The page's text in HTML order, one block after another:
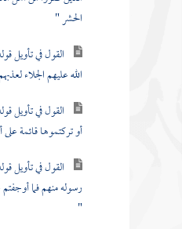
الحشر "
القول في تأويل
الله عليهم الجلاء
القول في تأويل
أو تركتموها قائمة على
القول في تأويل
رسوله منهم فما
"